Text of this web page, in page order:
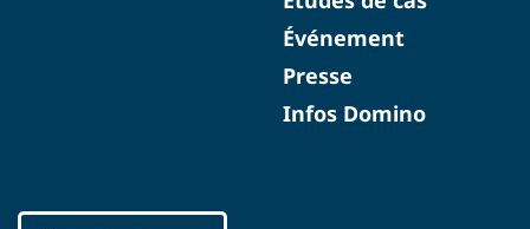
Événement
Presse
Infos Domino